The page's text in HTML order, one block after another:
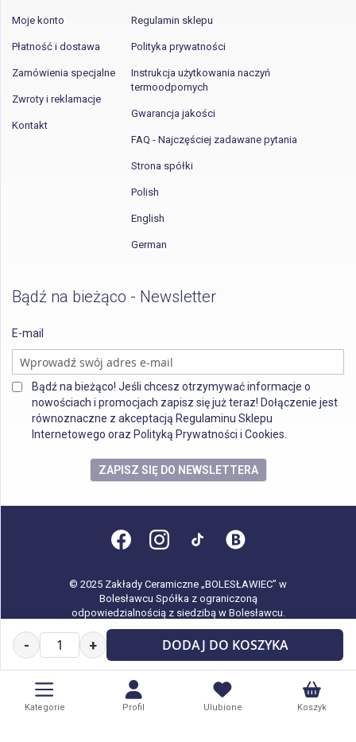
- + DODAJ DO KOSZYKA
Moje konto
Płatność i dostawa
Zamówienia specjalne
Zwroty i reklamacje
Kontakt
Regulamin sklepu
Polityka prywatności
Instrukcja użytkowania naczyń
termoodpornych
Gwarancja jakości
FAQ - Najczęściej zadawane pytania
Strona spółki
Polish
English
German
Bądź na bieżąco - Newsletter
E-mail
Bądź na bieżąco! Jeśli chcesz otrzymywać informacje o
nowościach i promocjach zapisz się już teraz! Dołączenie jest
równoznaczne z akceptacją Regulaminu Sklepu
Internetowego oraz Polityką Prywatności i Cookies.
ZAPISZ SIĘ DO NEWSLETTERA
Kategorie Profil Ulubione Koszyk
© 2025 Zakłady Ceramiczne „BOLESŁAWIEC” w
Bolesławcu Spółka z ograniczoną
odpowiedzialnością z siedzibą w Bolesławcu.
Wszystkie prawa zastrzeżone.